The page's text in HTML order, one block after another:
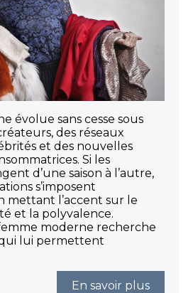
évolue sans cesse sous
des réseaux
et des nouvelles
Si les
d’une saison à l’autre,
s’imposent
mettant l’accent sur le
et la polyvalence.
moderne recherche
lui permettent
En savoir plus